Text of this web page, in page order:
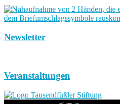
Newsletter
Veranstaltungen